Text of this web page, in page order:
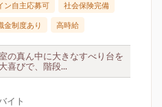
ン自主応募可 社会保険完備
金制度あり 高時給
の真ん中に大きなすべり台を
喜びで、階段...
イト